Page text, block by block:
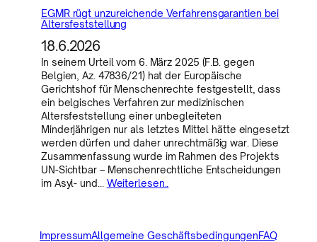
EGMR rügt unzureichende Verfahrensgarantien bei
Altersfeststellung
18.6.2026
In seinem Urteil vom 6. März 2025 (F.B. gegen
Belgien, Az. 47836/21) hat der Europäische
Gerichtshof für Menschenrechte festgestellt, dass
ein belgisches Verfahren zur medizinischen
Altersfeststellung einer unbegleiteten
Minderjährigen nur als letztes Mittel hätte eingesetzt
werden dürfen und daher unrechtmäßig war. Diese
Zusammenfassung wurde im Rahmen des Projekts
UN-Sichtbar – Menschenrechtliche Entscheidungen
im Asyl- und… Weiterlesen..
ImpressumAllgemeine GeschäftsbedingungenFAQ